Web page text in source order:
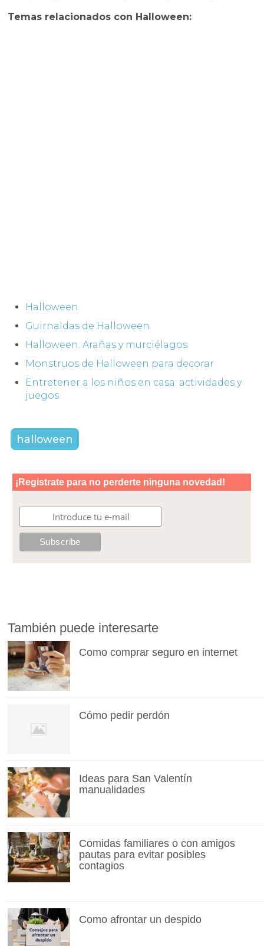
Temas relacionados con Halloween:
Halloween
Guirnaldas de Halloween
Halloween. Arañas y murciélagos
Monstruos de Halloween para decorar
Entretener a los niños en casa: actividades y
juegos
halloween
También puede interesarte
Como comprar seguro en internet
Cómo pedir perdón
Ideas para San Valentín
manualidades
Comidas familiares o con amigos
pautas para evitar posibles
contagios
Como afrontar un despido